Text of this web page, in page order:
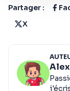
Partager :
X